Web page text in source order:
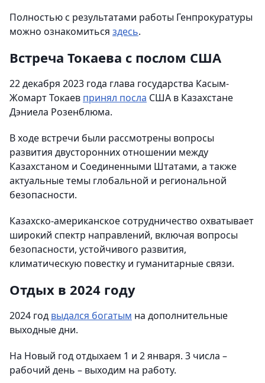
Полностью с результатами работы Генпрокуратуры
можно ознакомиться здесь.
Встреча Токаева с послом США
22 декабря 2023 года глава государства Касым-
Жомарт Токаев принял посла США в Казахстане
Дэниела Розенблюма.
В ходе встречи были рассмотрены вопросы
развития двусторонних отношении между
Казахстаном и Соединенными Штатами, а также
актуальные темы глобальной и региональной
безопасности.
Казахско-американское сотрудничество охватывает
широкий спектр направлений, включая вопросы
безопасности, устойчивого развития,
климатическую повестку и гуманитарные связи.
Отдых в 2024 году
2024 год выдался богатым на дополнительные
выходные дни.
На Новый год отдыхаем 1 и 2 января. 3 числа –
рабочий день – выходим на работу.